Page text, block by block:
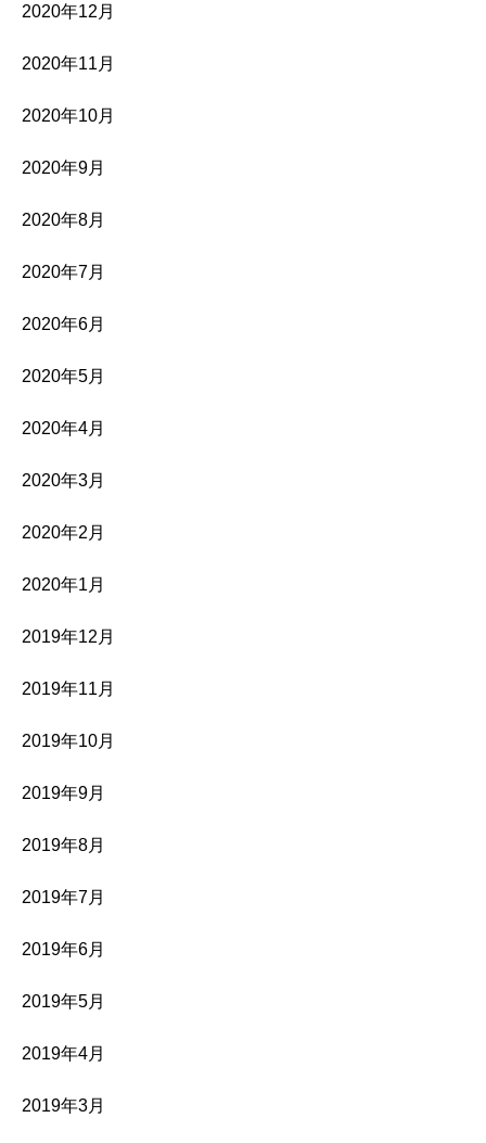
2020年12月
2020年11月
2020年10月
2020年9月
2020年8月
2020年7月
2020年6月
2020年5月
2020年4月
2020年3月
2020年2月
2020年1月
2019年12月
2019年11月
2019年10月
2019年9月
2019年8月
2019年7月
2019年6月
2019年5月
2019年4月
2019年3月